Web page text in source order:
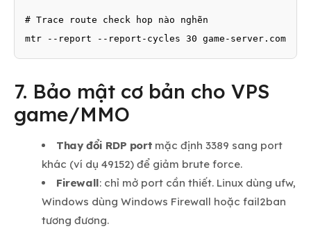
# Trace route check hop nào nghẽn
mtr --report --report-cycles 30 game-server.com
7. Bảo mật cơ bản cho VPS
game/MMO
Thay đổi RDP port mặc định 3389 sang port
khác (ví dụ 49152) để giảm brute force.
Firewall: chỉ mở port cần thiết. Linux dùng ufw,
Windows dùng Windows Firewall hoặc fail2ban
tương đương.